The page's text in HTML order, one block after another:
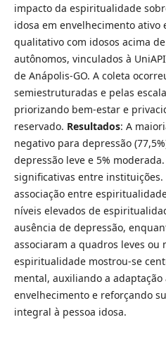
impacto da espiritualidade
idosa em envelhecimento ativo
qualitativo com idosos acima
autônomos, vinculados à UniAPI
de Anápolis-GO. A coleta
semiestruturadas e pelas
priorizando bem-estar e
reservado. Resultados: A
negativo para depressão
depressão leve e 5%
significativas entre
associação entre
níveis elevados de
ausência de depressão,
associaram a quadros leves ou
espiritualidade mostrou-se
mental, auxiliando a adaptação
envelhecimento e reforçando
integral à pessoa idosa.